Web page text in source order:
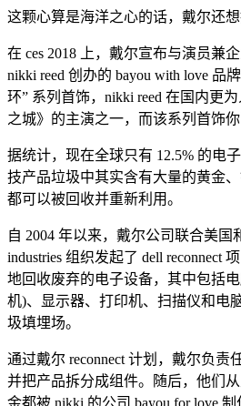
这颗心算是海洋之心的话，戴尔还想
在 ces 2018 上，戴尔宣布与演员兼
nikki reed 创办的 bayou with love 品
环” 系列首饰，nikki reed 在国内更
之城》的主演之一，而该系列首饰你
据统计，现在全球只有 12.5% 的电
技产品垃圾中其实含有大量的黄金
都可以被回收并重新利用。
自 2004 年以来，戴尔公司联合美国
industries 组织发起了 dell reconnect
地回收废弃的电子设备，其中包括
机)、显示器、打印机、扫描仪和电
圾填埋场。
通过戴尔 reconnect 计划，戴尔负责
并把产品拆分成组件。随后，他们
金都被 nikki 的公司 bayou for love